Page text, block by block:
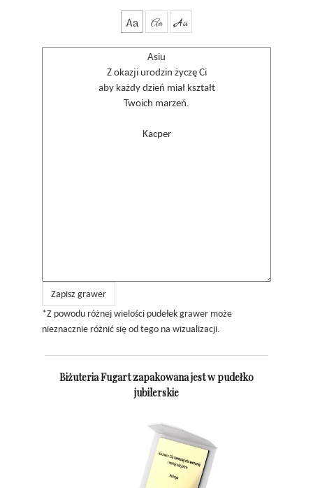
Aa Aa Aa
Zapisz grawer
*Z powodu różnej wielości pudełek grawer może
nieznacznie różnić się od tego na wizualizacji.
Biżuteria Fugart zapakowana jest w pudełko
jubilerskie